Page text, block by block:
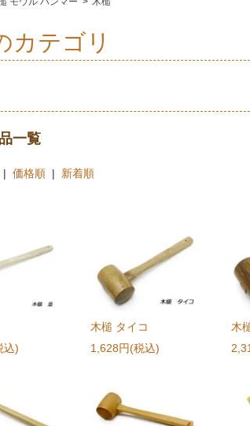
カテゴリ
一覧
|価格順 | 新着順
込)
木槌 タイコ
1,628円(税込)
木